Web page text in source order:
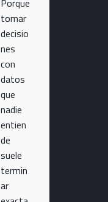
Porque
tomar
decisio
nes
con
datos
que
nadie
entien
de
suele
termin
ar